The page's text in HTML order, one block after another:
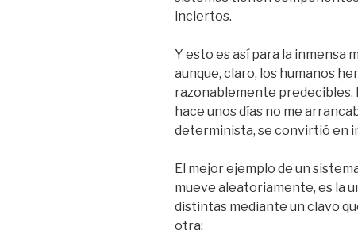
inciertos.
Y esto es así para la inmensa
aunque, claro, los humanos
razonablemente predecibles.
hace unos días no me
determinista, se convirtió en
El mejor ejemplo de un
mueve aleatoriamente, es la
distintas mediante un clavo
otra: